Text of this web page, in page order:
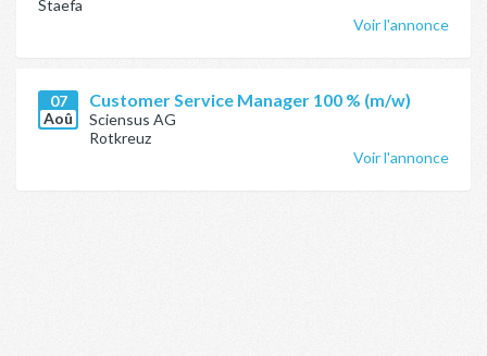
Staefa
Voir l'annonce
07
Aoû
Customer Service Manager 100 % (m/w)
Sciensus AG
Rotkreuz
Voir l'annonce